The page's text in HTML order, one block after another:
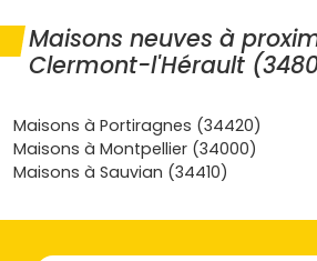
Quels types
peux trouver à Clermont-
Studios et T2 bien placés
Parfaits pour un premier achat ou un
centre-ville
et les axes
Maisons neuves à
Clermont-l'Hérault
Maisons à Portiragnes (34420)
Maisons à Montpellier (34000)
Maisons à Sauvian (34410)